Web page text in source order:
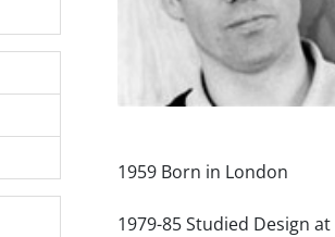
1959 Born in London
1979-85 Studied Design